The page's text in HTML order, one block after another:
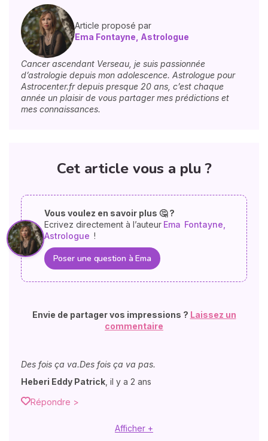
Article proposé par
Ema Fontayne, Astrologue
Cancer ascendant Verseau, je suis passionnée
d’astrologie depuis mon adolescence. Astrologue pour
Astrocenter.fr depuis presque 20 ans, c’est chaque
année un plaisir de vous partager mes prédictions et
mes connaissances.
Cet article vous a plu ?
Vous voulez en savoir plus 🤔 ?
Ecrivez directement à l’auteur Ema Fontayne,
Astrologue !
Poser une question à Ema
Envie de partager vos impressions ? Laissez un
commentaire
Des fois ça va.Des fois ça va pas.
Heberi Eddy Patrick il y a 2 ans
Répondre >
Afficher +